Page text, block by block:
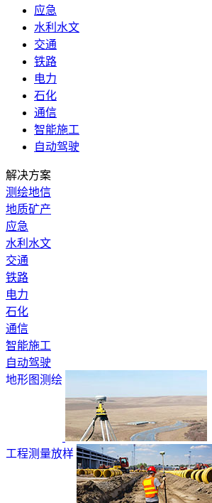
应急
水利水文
交通
铁路
电力
石化
通信
智能施工
自动驾驶
解决方案
测绘地信
地质矿产
应急
水利水文
交通
铁路
电力
石化
通信
智能施工
自动驾驶
地形图测绘
工程测量放样